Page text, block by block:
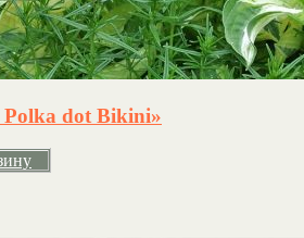
Polka dot Bikini»